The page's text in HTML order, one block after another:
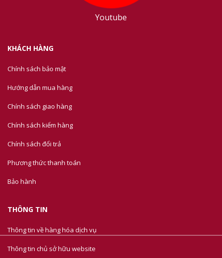
Youtube
KHÁCH HÀNG
Chính sách bảo mật
Hướng dẫn mua hàng
Chính sách giao hàng
Chính sách kiểm hàng
Chính sách đổi trả
Phương thức thanh toán
Bảo hành
THÔNG TIN
Thông tin về hàng hóa dịch vụ
Thông tin chủ sở hữu website